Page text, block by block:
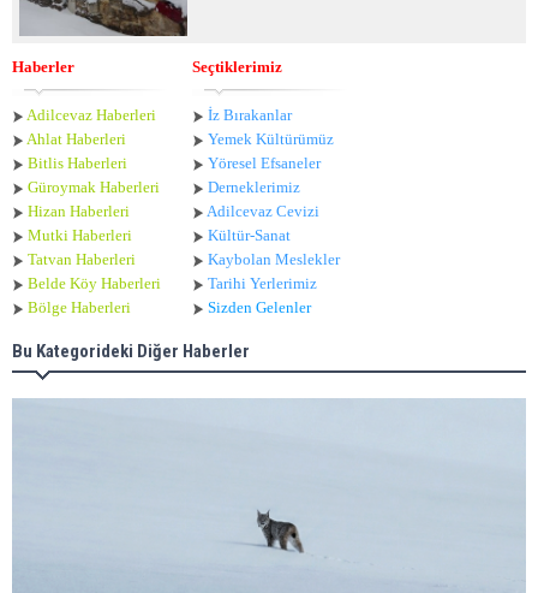
Haberler
Adilcevaz Haberleri
Ahlat Haberleri
Bitlis Haberleri
Güroymak Haberleri
Hizan Haberleri
Mutki Haberleri
Tatvan Haberleri
Belde Köy Haberleri
Bölge Haberleri
Seçtiklerimiz
İz Bırakanlar
Yemek Kültürümüz
Yöresel Efsaneler
Derneklerimiz
Adilcevaz Cevizi
Kültür-Sanat
Kaybolan Meslekler
Tarihi Yerlerimiz
Sizden Gelenler
Bu Kategorideki Diğer Haberler